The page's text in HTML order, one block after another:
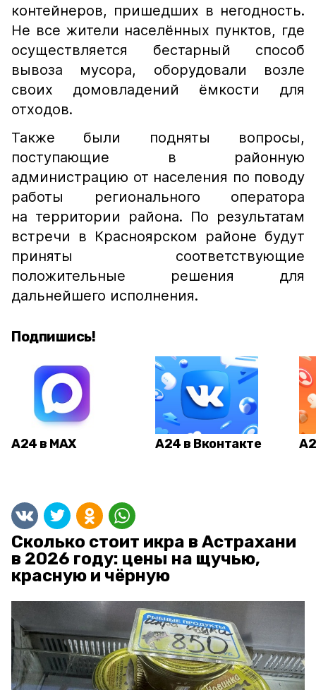
контейнеров, пришедших в негодность.
Не все жители населённых пунктов, где
осуществляется бестарный способ
вывоза мусора, оборудовали возле
своих домовладений ёмкости для
отходов.
Также были подняты вопросы,
поступающие в районную
администрацию от населения по поводу
работы регионального оператора
на территории района. По результатам
встречи в Красноярском районе будут
приняты соответствующие
положительные решения для
дальнейшего исполнения.
Подпишись!
А24 в MAX А24 в Вконтакте
Сколько стоит икра в Астрахани
в 2026 году: цены на щучью,
красную и чёрную